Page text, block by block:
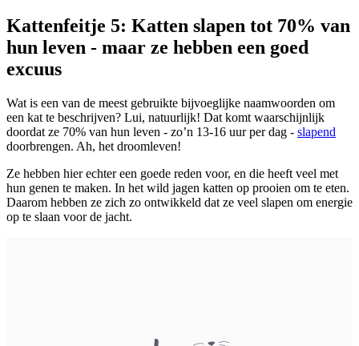
Kattenfeitje 5: Katten slapen tot 70% van
hun leven - maar ze hebben een goed
excuus
Wat is een van de meest gebruikte bijvoeglijke naamwoorden om
een kat te beschrijven? Lui, natuurlijk! Dat komt waarschijnlijk
doordat ze 70% van hun leven - zo’n 13-16 uur per dag - slapend
doorbrengen. Ah, het droomleven!
Ze hebben hier echter een goede reden voor, en die heeft veel met
hun genen te maken. In het wild jagen katten op prooien om te eten.
Daarom hebben ze zich zo ontwikkeld dat ze veel slapen om energie
op te slaan voor de jacht.